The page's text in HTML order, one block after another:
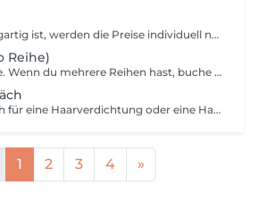
Da jeder Look einzigartig ist, werden die Preise individuell nach gewünschter Haarlänge,-dichte und Technik berechnet.Gerne beraten wir dich ausführlich und persönlich.
Reihe)
Lifting deiner Tresse. Wenn du mehrere Reihen hast, buche dir diese Dienstleistung gerne zwei mal, damit wir genügend Zeit für dich haben.
Du interessierst dich für eine Haarverdichtung oder eine Haarverlängerung? Dann ist dies der richtige Termin für dich! Wir nehmen uns Zeit und schauen gemeinsam mit dir welche Methode die passende für dich ist. Der Betrag von 45€ wird dir auf deine Haarverlängerung oder Haarverdichtung verrechnet.
1 2 3 4 »